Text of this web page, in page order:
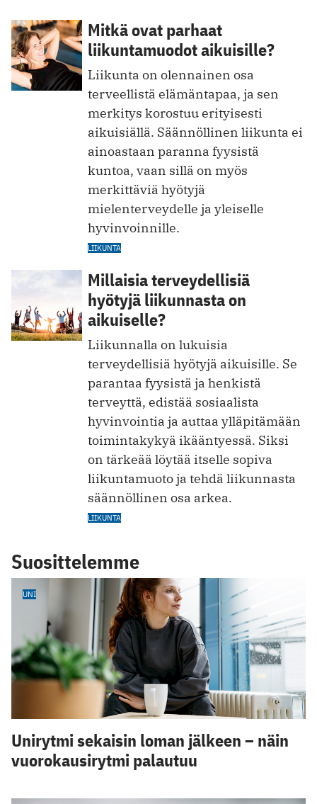
Mitkä ovat parhaat
liikuntamuodot aikuisille?
Liikunta on olennainen osa
terveellistä elämäntapaa, ja sen
merkitys korostuu erityisesti
aikuisiällä. Säännöllinen liikunta ei
ainoastaan paranna fyysistä
kuntoa, vaa n sillä on myös
merkittäviä hyötyjä
mielenterveydelle ja yleiselle
hyvinvoinnille.
LIIKUNTA
Millaisia terveydellisiä
hyötyjä liikunnasta on
aikuiselle?
Liikunnalla on lukuisia
terveydellisiä hyötyjä aikuisille. Se
parantaa fyysistä ja henkistä
terveyttä, edistää sosiaalista
hyvinvointia ja auttaa ylläpitämään
toimintakykyä ikääntyessä. Siksi
on tärkeää löytää itselle sopiva
liikuntamuoto ja tehdä liikunnasta
säännöllinen osa arkea.
LIIKUNTA
Suosittelemme
UNI
Unirytmi sekaisin loman jälkeen – näin
vuorokausirytmi palautuu